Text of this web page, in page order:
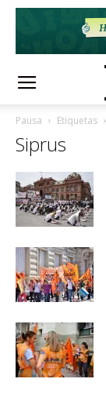
Pausa Etiquetas
Siprus